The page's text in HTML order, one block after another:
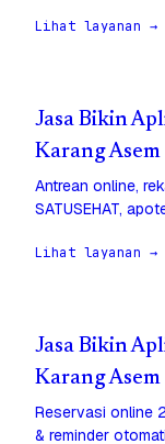
Lihat layanan →
Jasa Bikin
Karang Asem
Antrean online,
SATUSEHAT,
Lihat layanan →
Jasa Bikin
Karang Asem
Reservasi online
& reminder